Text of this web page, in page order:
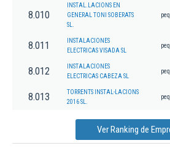
8.010
INSTAL.LACIONS EN
GENERAL TONI SOBERATS
SL.
8.011
INSTALACIONES
ELECTRICAS VISADA SL
8.012
INSTALACIONES
ELECTRICAS CABEZA SL
8.013
TORRENTS INSTAL-LACIONS
2016 SL.
Ver Ranking de